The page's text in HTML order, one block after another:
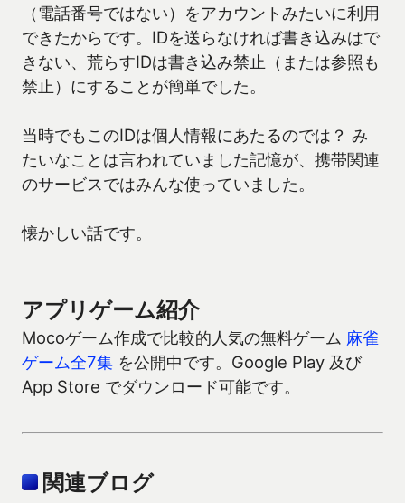
（電話番号ではない）をアカウントみたいに利用
できたからです。IDを送らなければ書き込みはで
きない、荒らすIDは書き込み禁止（または参照も
禁止）にすることが簡単でした。
当時でもこのIDは個人情報にあたるのでは？ み
たいなことは言われていました記憶が、携帯関連
のサービスではみんな使っていました。
懐かしい話です。
アプリゲーム紹介
Mocoゲーム作成で比較的人気の無料ゲーム 麻雀
ゲーム全7集 を公開中です。Google Play 及び
App Store でダウンロード可能です。
関連ブログ